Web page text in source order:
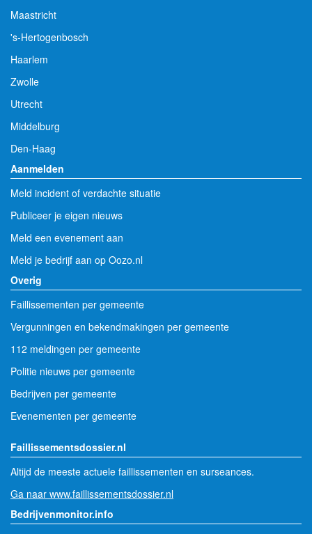
Maastricht
's-Hertogenbosch
Haarlem
Zwolle
Utrecht
Middelburg
Den-Haag
Aanmelden
Meld incident of verdachte situatie
Publiceer je eigen nieuws
Meld een evenement aan
Meld je bedrijf aan op Oozo.nl
Overig
Faillissementen per gemeente
Vergunningen en bekendmakingen per gemeente
112 meldingen per gemeente
Politie nieuws per gemeente
Bedrijven per gemeente
Evenementen per gemeente
Faillissementsdossier.nl
Altijd de meeste actuele faillissementen en surseances.
Ga naar www.faillissementsdossier.nl
Bedrijvenmonitor.info